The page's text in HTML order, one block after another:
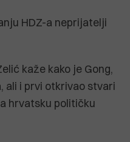
HDZ-a neprijatelji
kaže kako je Gong,
ali i prvi otkrivao stvari
hrvatsku političku